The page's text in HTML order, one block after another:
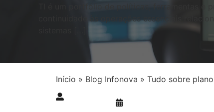
TI é um portfólio de políticas, ferramentas e
continuidade às operações essenciais
Início » Blog Infonova » Tudo sobre